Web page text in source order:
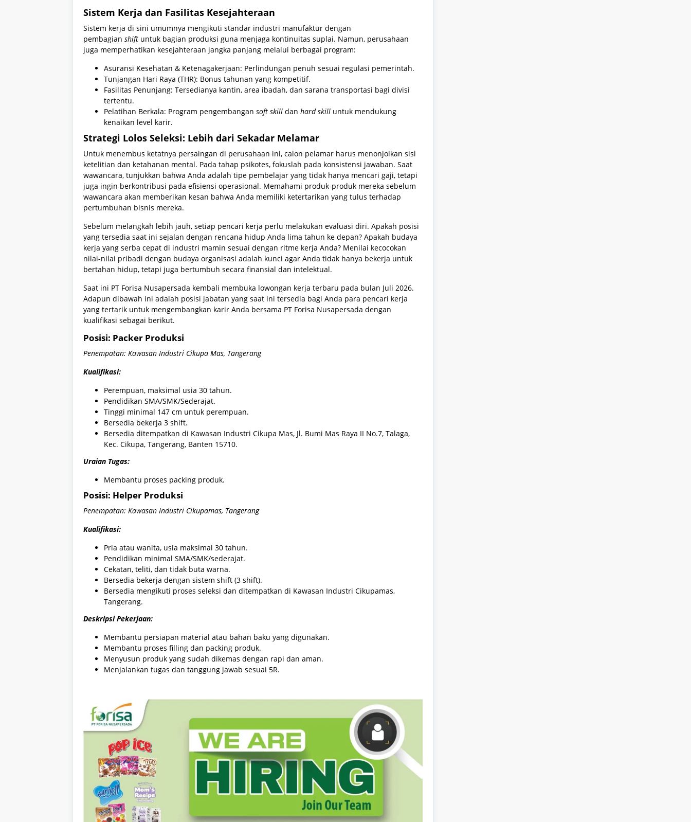
Sistem Kerja dan Fasilitas Kesejahteraan
Sistem kerja di sini umumnya mengikuti standar industri manufaktur dengan
pembagian shift untuk bagian produksi guna menjaga kontinuitas suplai. Namun, perusahaan
juga memperhatikan kesejahteraan jangka panjang melalui berbagai program:
Asuransi Kesehatan & Ketenagakerjaan: Perlindungan penuh sesuai regulasi pemerintah.
Tunjangan Hari Raya (THR): Bonus tahunan yang kompetitif.
Fasilitas Penunjang: Tersedianya kantin, area ibadah, dan sarana transportasi bagi divisi
tertentu.
Pelatihan Berkala: Program pengembangan soft skill dan hard skill untuk mendukung
kenaikan level karir.
Strategi Lolos Seleksi: Lebih dari Sekadar Melamar
Untuk menembus ketatnya persaingan di perusahaan ini, calon pelamar harus menonjolkan sisi
ketelitian dan ketahanan mental. Pada tahap psikotes, fokuslah pada konsistensi jawaban. Saat
wawancara, tunjukkan bahwa Anda adalah tipe pembelajar yang tidak hanya mencari gaji, tetapi
juga ingin berkontribusi pada efisiensi operasional. Memahami produk-produk mereka sebelum
wawancara akan memberikan kesan bahwa Anda memiliki ketertarikan yang tulus terhadap
pertumbuhan bisnis mereka.
Sebelum melangkah lebih jauh, setiap pencari kerja perlu melakukan evaluasi diri. Apakah posisi
yang tersedia saat ini sejalan dengan rencana hidup Anda lima tahun ke depan? Apakah budaya
kerja yang serba cepat di industri mamin sesuai dengan ritme kerja Anda? Menilai kecocokan
nilai-nilai pribadi dengan budaya organisasi adalah kunci agar Anda tidak hanya bekerja untuk
bertahan hidup, tetapi juga bertumbuh secara finansial dan intelektual.
Saat ini PT Forisa Nusapersada kembali membuka lowongan kerja terbaru pada bulan Juli 2026.
Adapun dibawah ini adalah posisi jabatan yang saat ini tersedia bagi Anda para pencari kerja
yang tertarik untuk mengembangkan karir Anda bersama PT Forisa Nusapersada dengan
kualifikasi sebagai berikut.
Posisi: Packer Produksi
Penempatan: Kawasan Industri Cikupa Mas, Tangerang
Kualifikasi:
Perempuan, maksimal usia 30 tahun.
Pendidikan SMA/SMK/Sederajat.
Tinggi minimal 147 cm untuk perempuan.
Bersedia bekerja 3 shift.
Bersedia ditempatkan di Kawasan Industri Cikupa Mas, Jl. Bumi Mas Raya II No.7, Talaga,
Kec. Cikupa, Tangerang, Banten 15710.
Uraian Tugas:
Membantu proses packing produk.
Posisi: Helper Produksi
Penempatan: Kawasan Industri Cikupamas, Tangerang
Kualifikasi:
Pria atau wanita, usia maksimal 30 tahun.
Pendidikan minimal SMA/SMK/sederajat.
Cekatan, teliti, dan tidak buta warna.
Bersedia bekerja dengan sistem shift (3 shift).
Bersedia mengikuti proses seleksi dan ditempatkan di Kawasan Industri Cikupamas,
Tangerang.
Deskripsi Pekerjaan:
Membantu persiapan material atau bahan baku yang digunakan.
Membantu proses filling dan packing produk.
Menyusun produk yang sudah dikemas dengan rapi dan aman.
Menjalankan tugas dan tanggung jawab sesuai 5R.